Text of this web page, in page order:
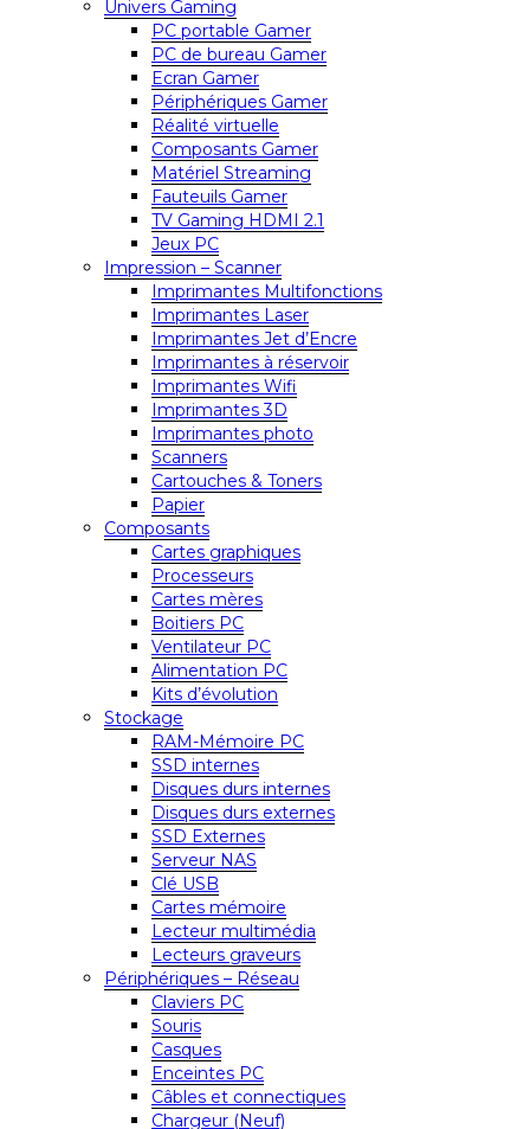
Univers Gaming
PC portable Gamer
PC de bureau Gamer
Ecran Gamer
Périphériques Gamer
Réalité virtuelle
Composants Gamer
Matériel Streaming
Fauteuils Gamer
TV Gaming HDMI 2.1
Jeux PC
Impression – Scanner
Imprimantes Multifonctions
Imprimantes Laser
Imprimantes Jet d’Encre
Imprimantes à réservoir
Imprimantes Wifi
Imprimantes 3D
Imprimantes photo
Scanners
Cartouches & Toners
Papier
Composants
Cartes graphiques
Processeurs
Cartes mères
Boitiers PC
Ventilateur PC
Alimentation PC
Kits d’évolution
Stockage
RAM-Mémoire PC
SSD internes
Disques durs internes
Disques durs externes
SSD Externes
Serveur NAS
Clé USB
Cartes mémoire
Lecteur multimédia
Lecteurs graveurs
Périphériques – Réseau
Claviers PC
Souris
Casques
Enceintes PC
Câbles et connectiques
Chargeur (Neuf)